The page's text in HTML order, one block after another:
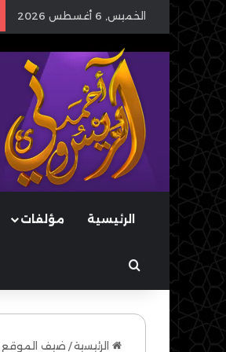
الخميس, 6 أغسطس 2026
الرئيسية مؤلفات
بحث عن
الرئيسية/ ضيف الموقع